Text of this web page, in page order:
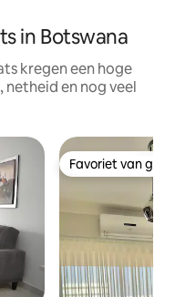
in Botswana
kregen een hoge
en nog veel
Favoriet van
Favoriet van